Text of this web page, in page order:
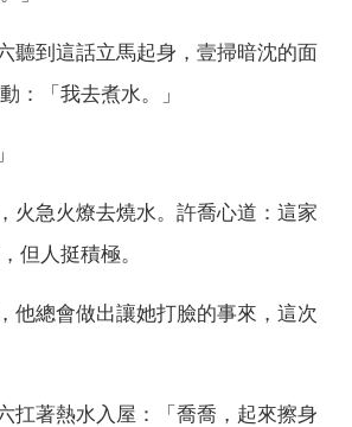
到這話立馬起身，壹掃暗沈的面
：「我去煮水。」
急火燎去燒水。許喬心道：這家
但人挺積極。
總會做出讓她打臉的事來，這次
著熱水入屋：「喬喬，起來擦身